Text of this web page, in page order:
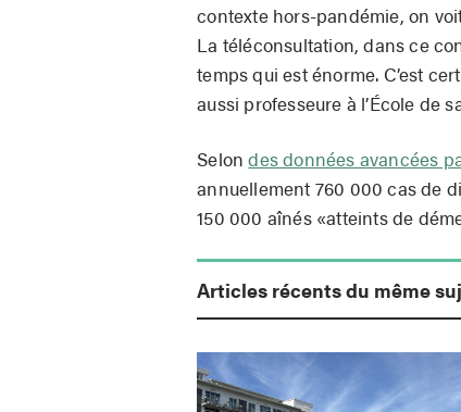
contexte hors-pandémie, on
La téléconsultation, dans ce
temps qui est énorme. C’est
aussi professeure à l’École de
Selondes données avancées
annuellement 760 000 cas de
150 000 aînés «atteints de
Articles récents du même